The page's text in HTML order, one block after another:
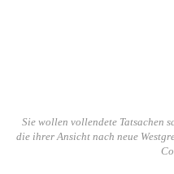
Sie wollen vollendete Tatsachen
die ihrer Ansicht nach neue